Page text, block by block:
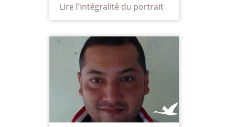
Lire l'intégralité du portrait